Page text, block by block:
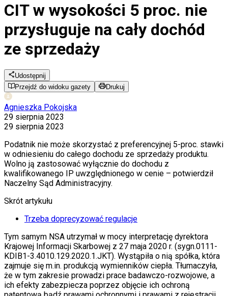
CIT w wysokości 5 proc. nie
przysługuje na cały dochód
ze sprzedaży
Udostępnij
Przejdź do widoku gazety
Drukuj
Agnieszka Pokojska
29 sierpnia 2023
29 sierpnia 2023
Podatnik nie może skorzystać z preferencyjnej 5-proc. stawki
w odniesieniu do całego dochodu ze sprzedaży produktu.
Wolno ją zastosować wyłącznie do dochodu z
kwalifikowanego IP uwzględnionego w cenie – potwierdził
Naczelny Sąd Administracyjny.
Skrót artykułu
Trzeba doprecyzować regulacje
Tym samym NSA utrzymał w mocy interpretację dyrektora
Krajowej Informacji Skarbowej z 27 maja 2020 r. (sygn.0111-
KDIB1-3.4010.129.2020.1.JKT). Wystąpiła o nią spółka, która
zajmuje się m.in. produkcją wymienników ciepła. Tłumaczyła,
że w tym zakresie prowadzi prace badawczo-rozwojowe, a
ich efekty zabezpiecza poprzez objęcie ich ochroną